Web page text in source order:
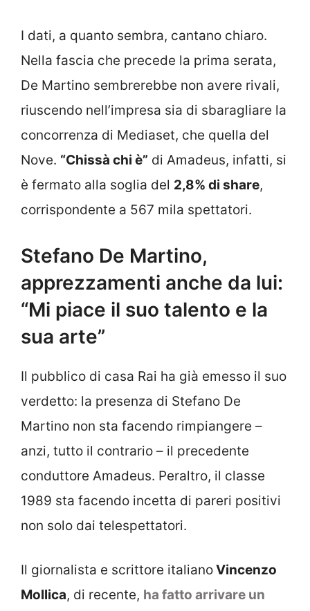
I dati, a quanto sembra, cantano chiaro.
Nella fascia che precede la prima serata,
De Martino sembrerebbe non avere rivali,
riuscendo nell’impresa sia di sbaragliare la
concorrenza di Mediaset, che quella del
Nove. “Chissà chi è” di Amadeus, infatti, si
è fermato alla soglia del 2,8% di share,
corrispondente a 567 mila spettatori.
Stefano De Martino,
apprezzamenti anche da lui:
“Mi piace il suo talento e la
sua arte”
Il pubblico di casa Rai ha già emesso il suo
verdetto: la presenza di Stefano De
Martino non sta facendo rimpiangere –
anzi, tutto il contrario – il precedente
conduttore Amadeus. Peraltro, il classe
1989 sta facendo incetta di pareri positivi
non solo dai telespettatori.
Il giornalista e scrittore italianoVincenzo
Mollica, di recente, ha fatto arrivare un